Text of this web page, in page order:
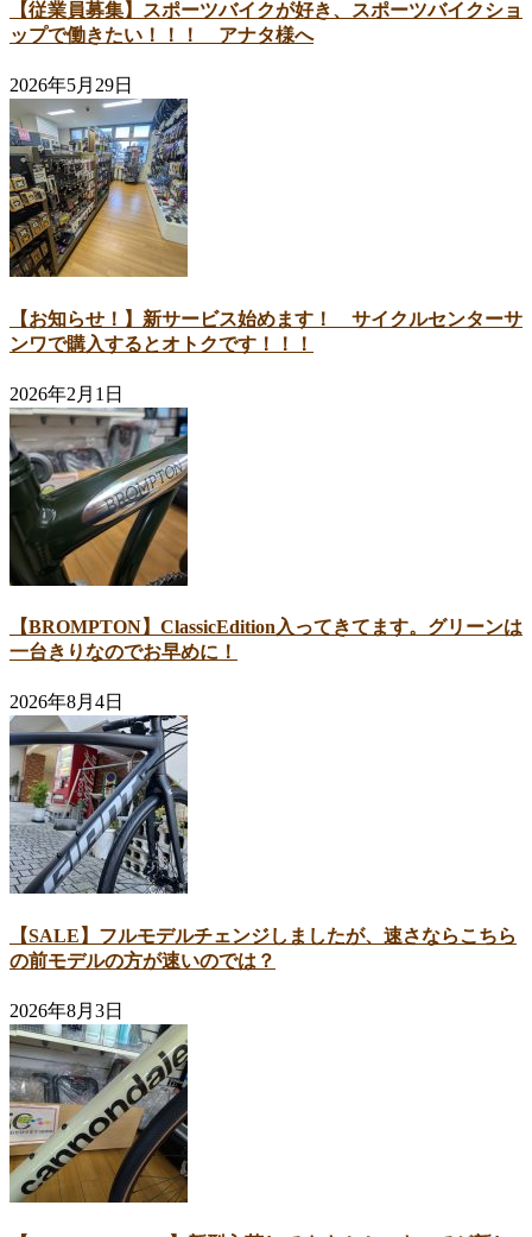
【従業員募集】スポーツバイクが好き、スポーツバイクショ
ップで働きたい！！！ アナタ様へ
2026年5月29日
【お知らせ！】新サービス始めます！ サイクルセンターサ
ンワで購入するとオトクです！！！
2026年2月1日
【BROMPTON】ClassicEdition入ってきてます。グリーンは
一台きりなのでお早めに！
2026年8月4日
【SALE】フルモデルチェンジしましたが、速さならこちら
の前モデルの方が速いのでは？
2026年8月3日